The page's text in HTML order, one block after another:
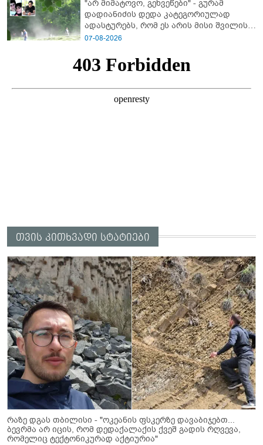
"არ მიმატოვო, გეხვეწები" - გუ­რა­მ
დადიანიძის დედა კა­ტე­გო­რი­უ­ლად
ადას­ტუ­რებს, რომ ეს არის მისი შვი­ლის
ხმა
07-08-2026
თვის კითხვადი სტატიები
რაზე დგას თბილისი - "ოკეანის ფსკერზე დავაბიჯებთ...
ბევრმა არ იცის, რომ დედაქალაქის ქვეშ გადის რღვევა,
რომელიც ტექტონიკურად აქტიურია"